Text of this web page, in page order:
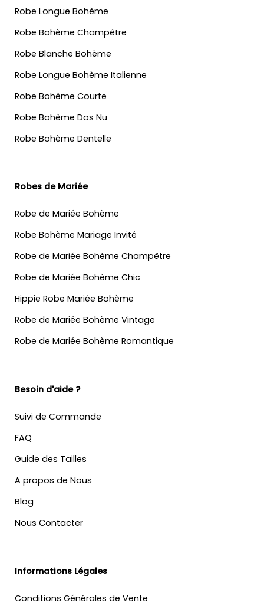
Robe Longue Bohème
Robe Bohème Champêtre
Robe Blanche Bohème
Robe Longue Bohème Italienne
Robe Bohème Courte
Robe Bohème Dos Nu
Robe Bohème Dentelle
Robes de Mariée
Robe de Mariée Bohème
Robe Bohème Mariage Invité
Robe de Mariée Bohème Champêtre
Robe de Mariée Bohème Chic
Hippie Robe Mariée Bohème
Robe de Mariée Bohème Vintage
Robe de Mariée Bohème Romantique
Besoin d'aide ?
Suivi de Commande
FAQ
Guide des Tailles
A propos de Nous
Blog
Nous Contacter
Informations Légales
Conditions Générales de Vente